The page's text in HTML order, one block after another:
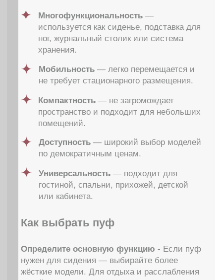
Нажимая кнопку "Отправить" вы соглашаетесь на обработку
персональных данных
Смотреть так же